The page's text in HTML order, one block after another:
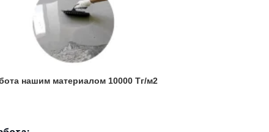
нашим материалом 10000 Тг/м2